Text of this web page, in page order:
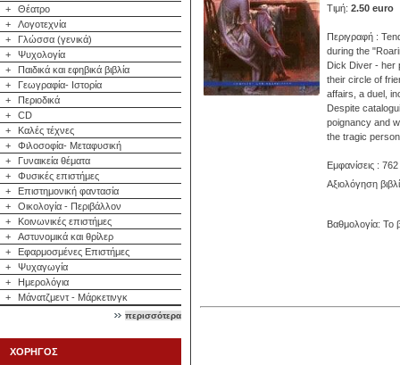
+
Θέατρο
+
Λογοτεχνία
+
Γλώσσα (γενικά)
+
Ψυχολογία
+
Παιδικά και εφηβικά βιβλία
+
Γεωγραφία- Ιστορία
+
Περιοδικά
+
CD
+
Καλές τέχνες
+
Φιλοσοφία- Μεταφυσική
+
Γυναικεία θέματα
+
Φυσικές επιστήμες
+
Επιστημονική φαντασία
+
Οικολογία - Περιβάλλον
+
Κοινωνικές επιστήμες
+
Αστυνομικά και θρίλερ
+
Εφαρμοσμένες Επιστήμες
+
Ψυχαγωγία
+
Ημερολόγια
+
Μάνατζμεντ - Μάρκετινγκ
περισσότερα
ΧΟΡΗΓΟΣ
Τιμή: 2.50 euro
Περιγραφή :
during the
Dick Diver - her
their circle of
affairs, a duel,
Despite
poignancy and
the tragic
Εμφανίσεις : 762
Αξιολόγηση
Βαθμολογία: Το